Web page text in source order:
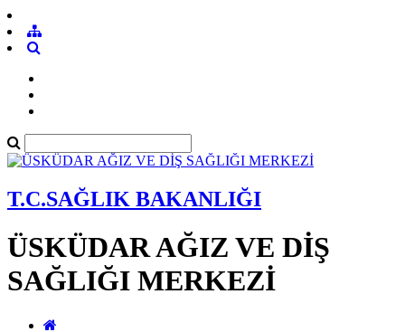
T.C.SAĞLIK BAKANLIĞI
ÜSKÜDAR AĞIZ VE DİŞ
SAĞLIĞI MERKEZİ